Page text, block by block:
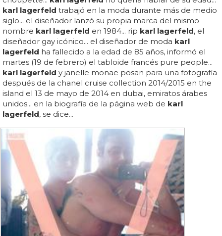
karl lagerfeld trabajó en la moda durante más de medio
siglo... el diseñador lanzó su propia marca del mismo
nombre karl lagerfeld en 1984... rip karl lagerfeld, el
diseñador gay icónico... el diseñador de moda karl
lagerfeld ha fallecido a la edad de 85 años, informó el
martes (19 de febrero) el tabloide francés pure people...
karl lagerfeld y janelle monae posan para una fotografía
después de la chanel cruise collection 2014/2015 en the
island el 13 de mayo de 2014 en dubai, emiratos árabes
unidos... en la biografía de la página web de karl
lagerfeld, se dice...